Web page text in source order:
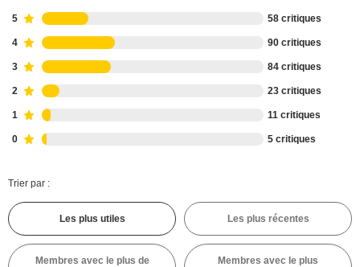
5 58 critiques
4 90 critiques
3 84 critiques
2 23 critiques
1 11 critiques
0 5 critiques
Trier par :
Les plus utiles Les plus récentes
Membres avec le plus de
Membres avec le plus